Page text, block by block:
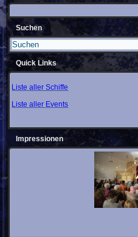
Suchen
Quick Links
Liste aller Schiffe
Liste aller Events
Impressionen